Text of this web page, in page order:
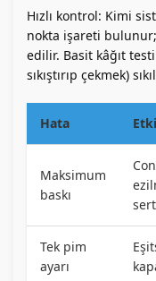
Hızlı kontrol: Kimi
nokta işareti
edilir. Basit kâğıt testi
sıkıştırıp çekmek)
Hata Etki
Maksimum
baskı
sert
Tek pim
ayarı